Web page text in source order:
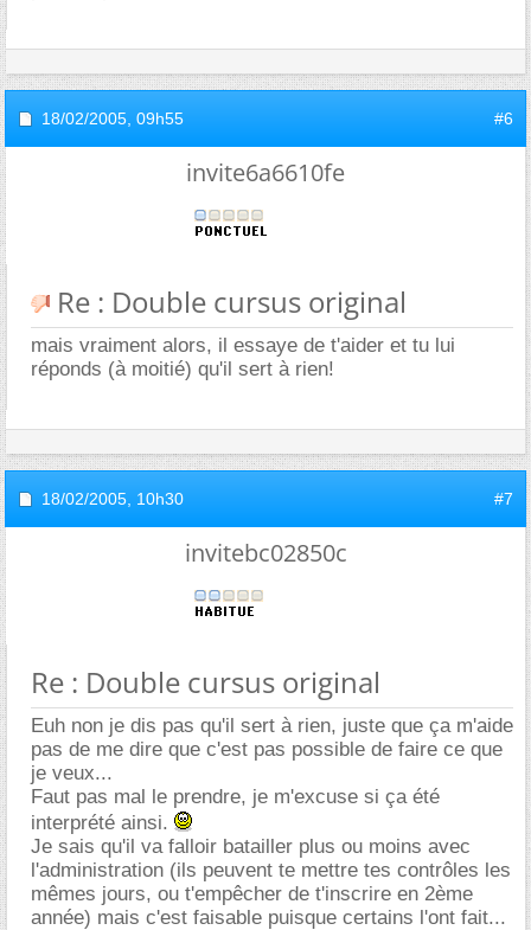
18/02/2005, 09h55 #6
invite6a6610fe
Re : Double cursus original
mais vraiment alors, il essaye de t'aider et tu lui
réponds (à moitié) qu'il sert à rien!
18/02/2005, 10h30 #7
invitebc02850c
Re : Double cursus original
Euh non je dis pas qu'il sert à rien, juste que ça m'aide
pas de me dire que c'est pas possible de faire ce que
je veux...
Faut pas mal le prendre, je m'excuse si ça été
interprété ainsi.
Je sais qu'il va falloir batailler plus ou moins avec
l'administration (ils peuvent te mettre tes contrôles les
mêmes jours, ou t'empêcher de t'inscrire en 2ème
année) mais c'est faisable puisque certains l'ont fait...